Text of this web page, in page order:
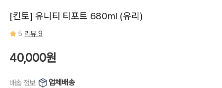
[킨토] 유니티 티포트 680ml (유리)
5 리뷰 9
40,000원
배송 정보
업체배송